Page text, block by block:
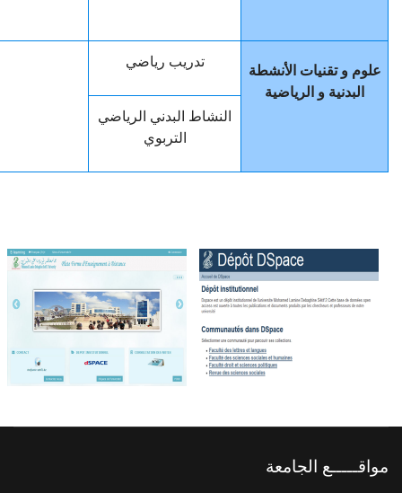
علوم و تقنيات الأنشطة
البدنية و الرياضية
تدريب رياضي
النشاط البدني الرياضي
التربوي
مواقـــــع الجامعة